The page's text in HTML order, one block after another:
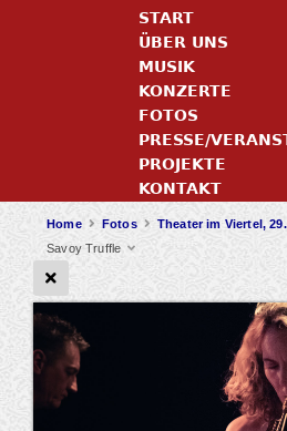
Home Fotos
Theater im Viertel,
Savoy Truffle
START
ÜBER UNS
MUSIK
KONZERTE
FOTOS
PRESSE/
PROJEKTE
KONTAKT